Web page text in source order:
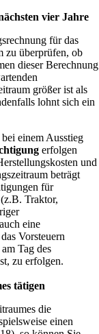
vier Jahre
für das
zu überprüfen, ob
dieser Berechnung
größer ist als
lohnt sich ein
einem Ausstieg
erfolgen
und
beträgt
für
Traktor,
eine
Vorsteuern
Tag des
zu erfolgen.
tätigen
die
einen